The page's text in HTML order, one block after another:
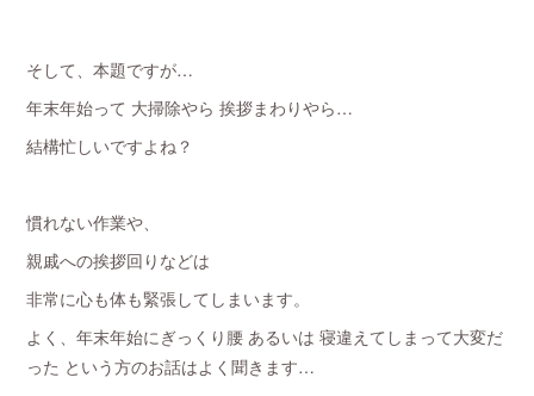
そして、本題ですが…
年末年始って 大掃除やら 挨拶まわりやら…
結構忙しいですよね？
慣れない作業や、
親戚への挨拶回りなどは
非常に心も体も緊張してしまいます。
よく、年末年始にぎっくり腰 あるいは 寝違えてしまって大変だ
った という方のお話はよく聞きます…